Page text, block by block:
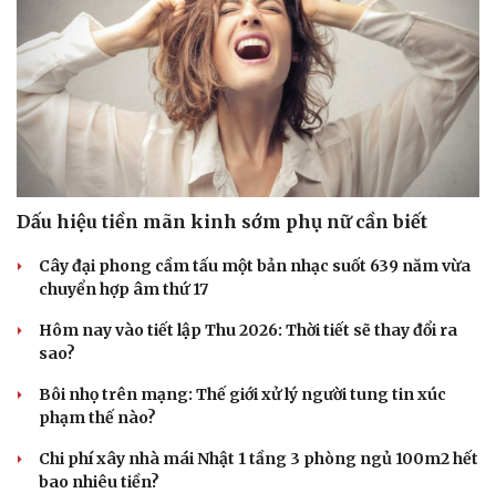
Dấu hiệu tiền mãn kinh sớm phụ nữ cần biết
Cây đại phong cầm tấu một bản nhạc suốt 639 năm vừa
chuyển hợp âm thứ 17
Hôm nay vào tiết lập Thu 2026: Thời tiết sẽ thay đổi ra
sao?
Bôi nhọ trên mạng: Thế giới xử lý người tung tin xúc
phạm thế nào?
Chi phí xây nhà mái Nhật 1 tầng 3 phòng ngủ 100m2 hết
bao nhiêu tiền?